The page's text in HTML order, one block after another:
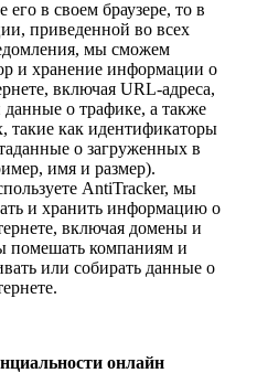
в своем браузере, то в
приведенной во всех
мы сможем
и хранение информации о
включая URL-адреса,
о трафике, а также
такие как идентификаторы
о загруженных в
имя и размер).
AntiTracker, мы
и хранить информацию о
включая домены и
помешать компаниям и
или собирать данные о
онлайн